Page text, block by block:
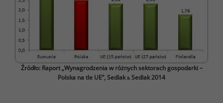
Źródło: Raport „Wynagrodzenia w różnych sektorach gospodarki –
Polska na tle UE”, Sedlak& Sedlak 2014